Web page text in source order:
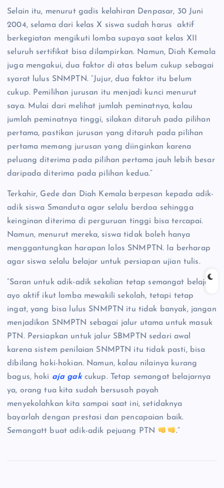
Selain itu, menurut gadis kelahiran Denpasar, 30 Juni
2004, selama dari kelas X siswa sudah harus aktif
berkegiatan mengikuti lomba supaya saat kelas XII
seluruh sertifikat bisa dilampirkan. Namun, Diah Kemala
juga mengakui, dua faktor di atas belum cukup sebagai
syarat lulus SNMPTN. “Jujur, dua faktor itu belum
cukup. Pemilihan jurusan itu menjadi kunci menurut
saya. Mulai dari melihat jumlah peminatnya, kalau
jumlah peminatnya tinggi, silakan ditaruh pada pilihan
pertama, pastikan jurusan yang ditaruh pada pilihan
pertama memang jurusan yang diinginkan karena
peluang diterima pada pilihan pertama jauh lebih besar
daripada diterima pada pilihan kedua.”
Terkahir, Gede dan Diah Kemala berpesan kepada adik-
adik siswa Smanduta agar selalu berdoa sehingga
keinginan diterima di perguruan tinggi bisa tercapai.
Namun, menurut mereka, siswa tidak boleh hanya
menggantungkan harapan lolos SNMPTN. Ia berharap
agar siswa selalu belajar untuk persiapan ujian tulis.
“Saran untuk adik-adik sekalian tetap semangat belajar,
ayo aktif ikut lomba mewakili sekolah, tetapi tetap
ingat, yang bisa lulus SNMPTN itu tidak banyak, jangan
menjadikan SNMPTN sebagai jalur utama untuk masuk
PTN. Persiapkan untuk jalur SBMPTN sedari awal
karena sistem penilaian SNMPTN itu tidak pasti, bisa
dibilang hoki-hokian. Namun, kalau nilainya kurang
bagus, hoki aja gakcukup. Tetap semangat belajarnya
ya, orang tua kita sudah bersusah payah
menyekolahkan kita sampai saat ini, setidaknya
bayarlah dengan prestasi dan pencapaian baik.
Semangatt buat adik-adik pejuang PTN
.”